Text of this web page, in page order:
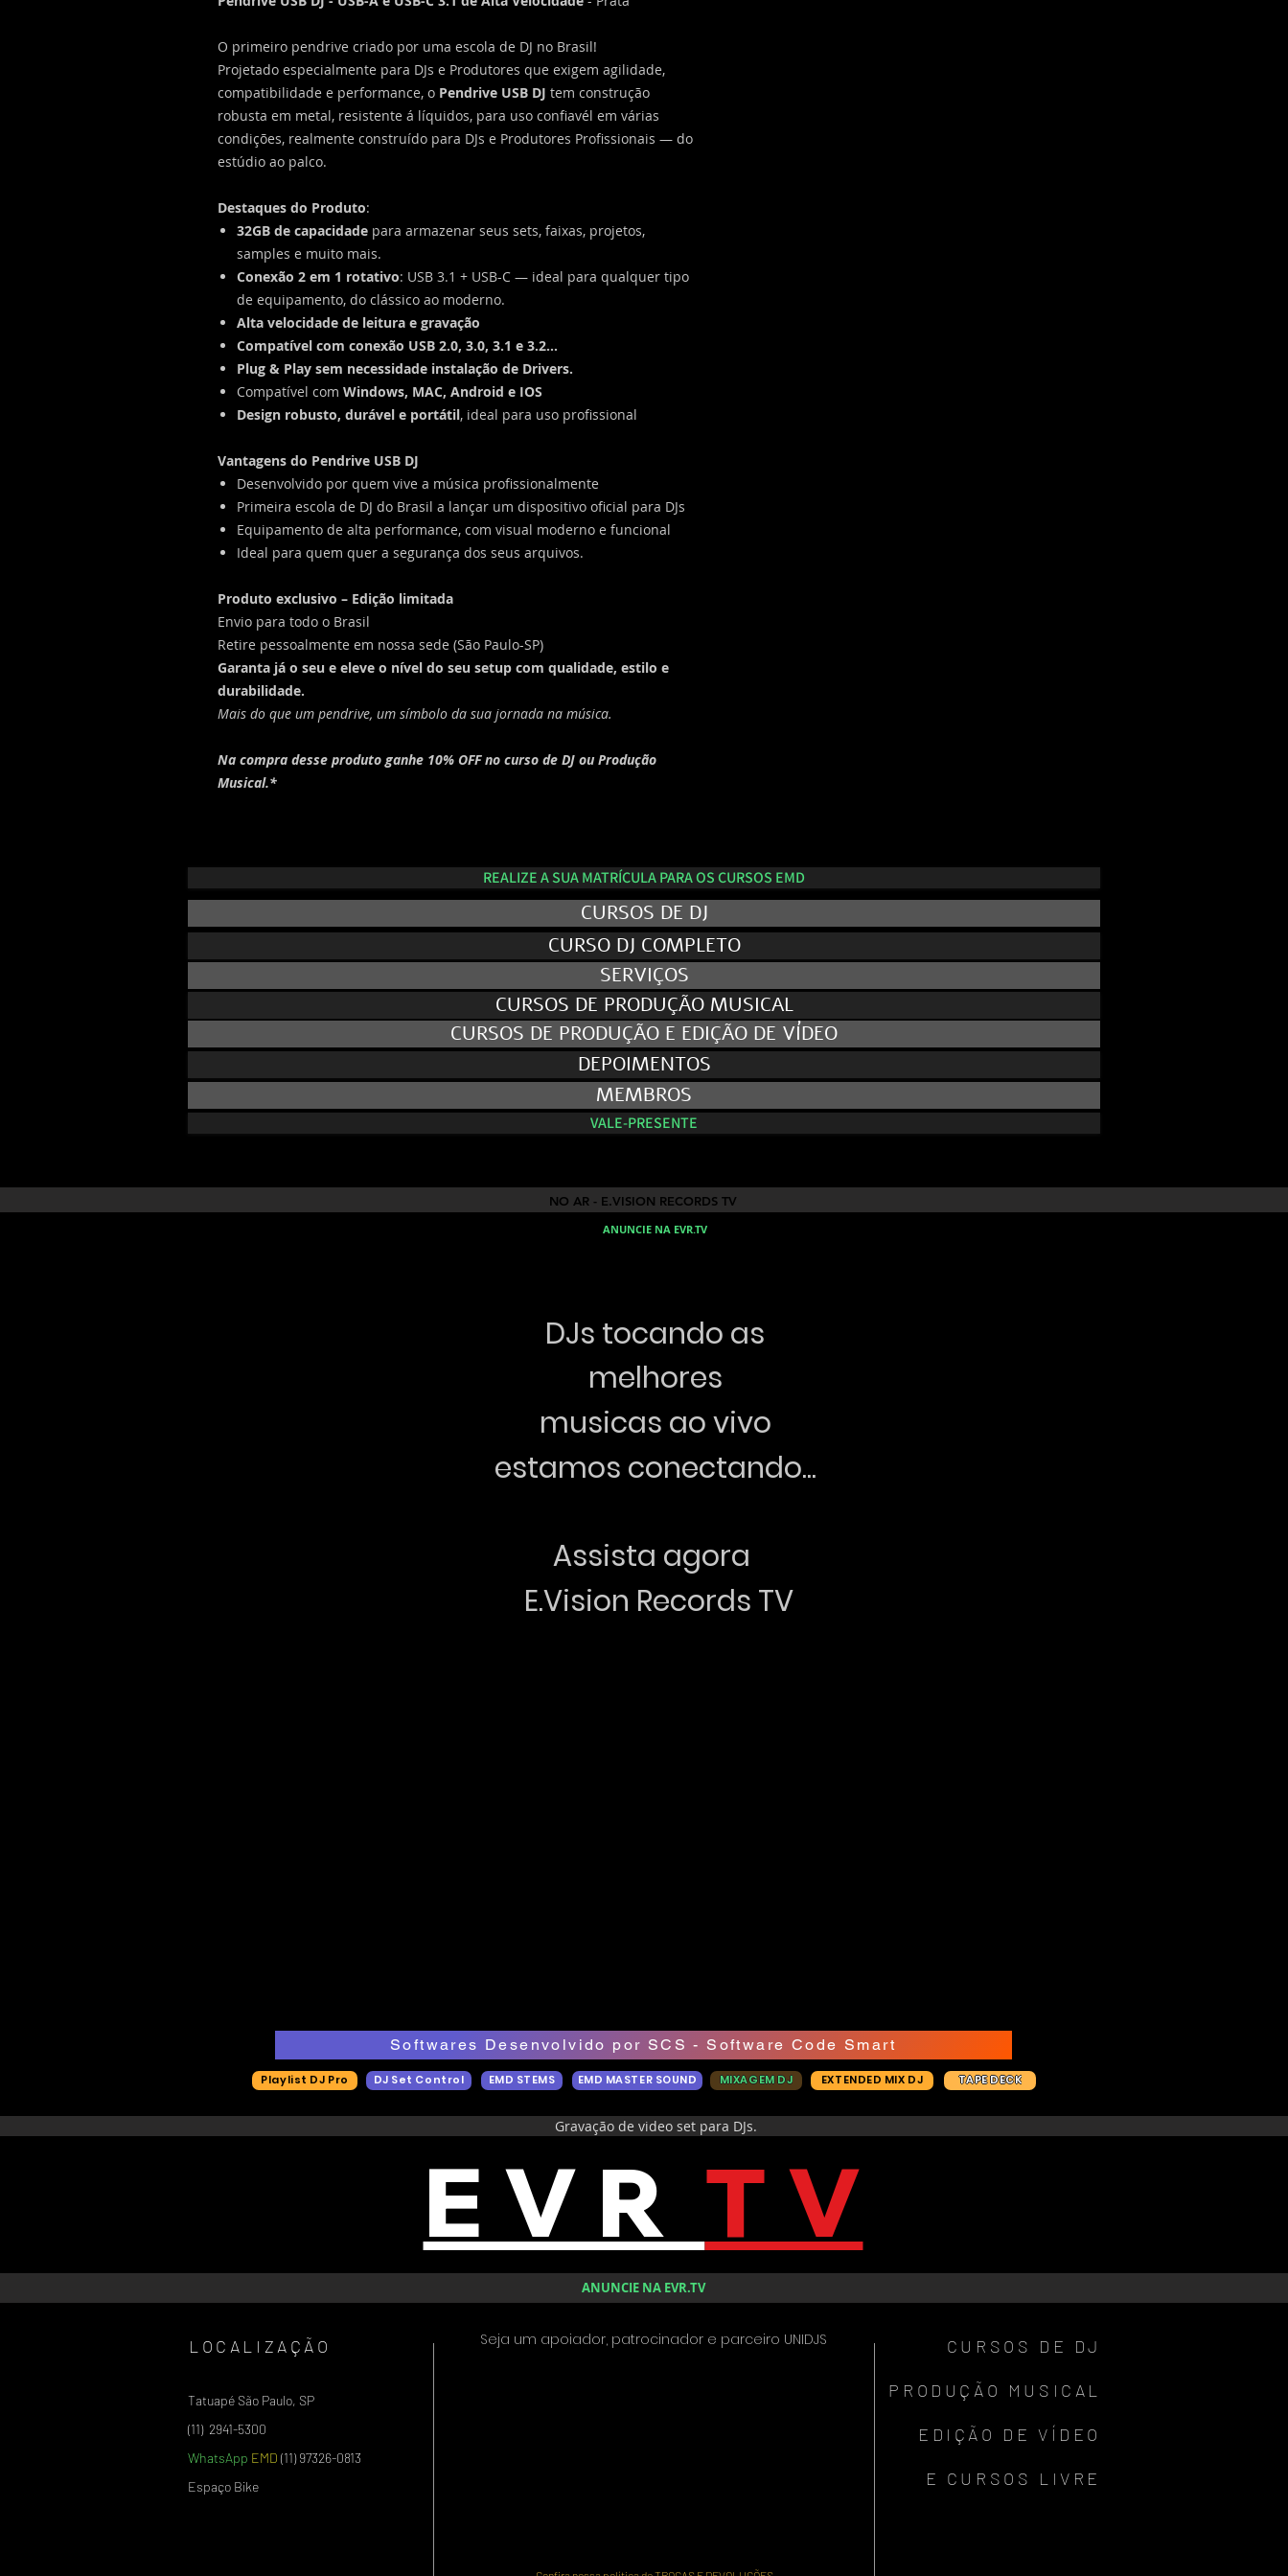
O primeiro pendrive criado por uma escola de DJ no Brasil!
Projetado especialmente para DJs e Produtores que exigem agilidade,
compatibilidade e performance, o Pendrive USB DJ tem construção
robusta em metal, resistente á líquidos, para uso confiavél em várias
condições, realmente construído para DJs e Produtores Profissionais — do
estúdio ao palco.
Destaques do Produto:
32GB de capacidade para armazenar seus sets, faixas, projetos,
samples e muito mais.
Conexão 2 em 1 rotativo: USB 3.1 + USB-C — ideal para qualquer tipo
de equipamento, do clássico ao moderno.
Alta velocidade de leitura e gravação
Compatível com conexão USB 2.0, 3.0, 3.1 e 3.2...
Plug & Play sem necessidade instalação de Drivers.
Compatível com Windows, MAC, Android e IOS
Design robusto, durável e portátil, ideal para uso profissional
Vantagens do Pendrive USB DJ
Desenvolvido por quem vive a música profissionalmente
Primeira escola de DJ do Brasil a lançar um dispositivo oficial para DJs
Equipamento de alta performance, com visual moderno e funcional
Ideal para quem quer a segurança dos seus arquivos.
Produto exclusivo – Edição limitada
Envio para todo o Brasil
Retire pessoalmente em nossa sede (São Paulo-SP)
Garanta já o seu e eleve o nível do seu setup com qualidade, estilo e
durabilidade.
Mais do que um pendrive, um símbolo da sua jornada na música.
Na compra desse produto ganhe 10% OFF no curso de DJ ou Produção
Musical.*
REALIZE A SUA MATRÍCULA PARA OS CURSOS EMD
CURSOS DE DJ
CURSO DJ COMPLETO
SERVIÇOS
CURSOS DE PRODUÇÃO MUSICAL
CURSOS DE PRODUÇÃO E EDIÇÃO DE VÍDEO
DEPOIMENTOS
MEMBROS
VALE-PRESENTE
NO AR - E.VISION RECORDS TV
NO AR - E.VISION RECORDS TV
ANUNCIE NA EVR.TV
DJs tocando as
melhores
musicas ao vivo
estamos conectando...
Assista agora
E.Vision Records TV
Softwares Desenvolvido por SCS - Software Code Smart
Playlist DJ Pro DJ Set Control EMD STEMS EMD MASTER SOUND MIXAGEM DJ EXTENDED MIX DJ TAPE DECK
Gravação de video set para DJs.
E V R T V
ANUNCIE NA EVR.TV
LOCALIZAÇÃO
Tatuapé São Paulo, SP
(11) 2941-5300
WhatsApp EMD (11) 97326-0813
Espaço Bike
Seja um apoiador, patrocinador e parceiro UNIDJS CURSOS DE DJ
PRODUÇÃO MUSICAL
EDIÇÃO DE VÍDEO
E CURSOS LIVRE